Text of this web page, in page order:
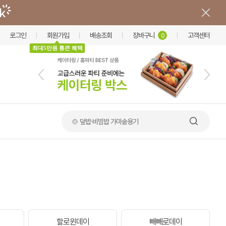
로그인 회원가입
최대5만원 통큰 혜택
배송조회 장바구니 0 고객센터
🥪 샌드위치 포장용기
할로윈데이 빼빼로데이